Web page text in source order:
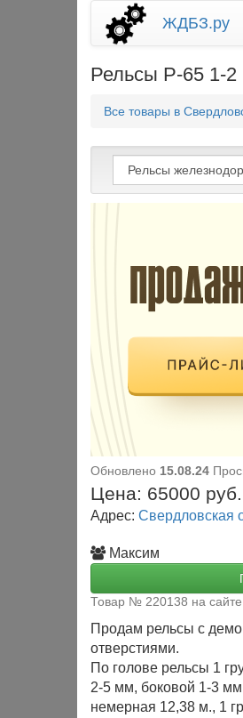
ЖДБЗ.ру
Рельсы Р-65 1-2
Все товары в
Обновлено 15.08.24
Цена: 65000 руб.
Адрес: Свердловская
Максим
Товар № 220138 на
Продам рельсы с
отверстиями.
По голове рельсы 1
2-5 мм, боковой 1-3
немерная 12,38 м., 1